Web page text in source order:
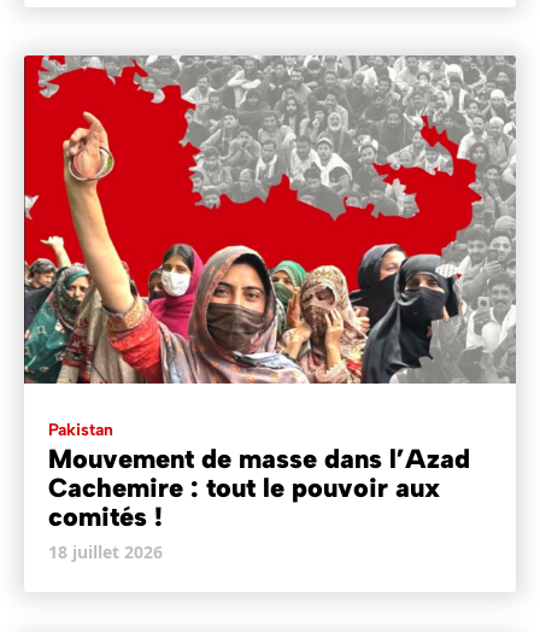
Pakistan
Mouvement de masse dans l’Azad
Cachemire : tout le pouvoir aux
comités !
18 juillet 2026